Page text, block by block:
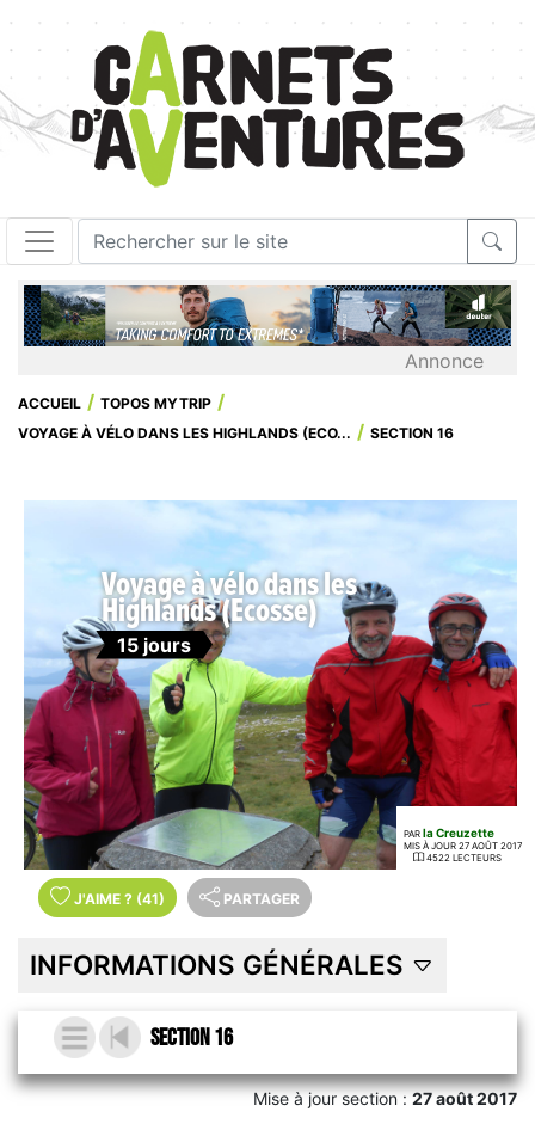
Annonce
ACCUEIL
TOPOS MYTRIP
VOYAGE À VÉLO DANS LES HIGHLANDS (ECO...
SECTION 16
Voyage à vélo dans les
Highlands (Ecosse)
15 jours
PAR la Creuzette
MIS À JOUR 27 AOÛT 2017
4522 LECTEURS
J'AIME ? (41) PARTAGER
INFORMATIONS GÉNÉRALES
Section 16
Mise à jour section :27 août 2017